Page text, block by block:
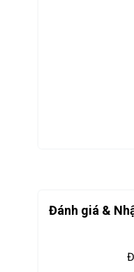
Đánh giá &